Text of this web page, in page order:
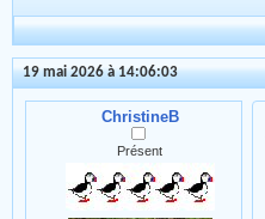
19 mai 2026 à 14:06:03
ChristineB
Présent